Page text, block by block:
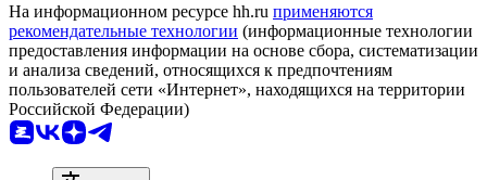
На информационном ресурсе hh.ru применяются
рекомендательные технологии (информационные технологии
предоставления информации на основе сбора, систематизации
и анализа сведений, относящихся к предпочтениям
пользователей сети «Интернет», находящихся на территории
Российской Федерации)